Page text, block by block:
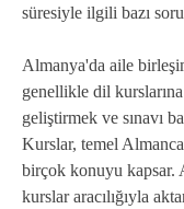
süresiyle ilgili bazı
Almanya'da aile
genellikle dil
geliştirmek ve sınavı
Kurslar, temel
birçok konuyu kapsar.
kurslar aracılığıyla